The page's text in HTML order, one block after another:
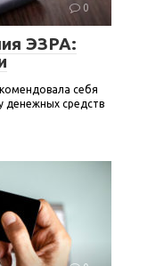
0
ЭЗРА:
себя
денежных средств